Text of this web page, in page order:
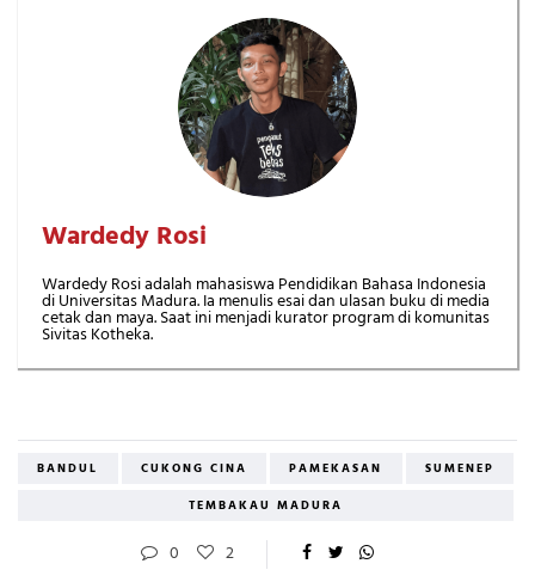
Wardedy Rosi
Wardedy Rosi adalah mahasiswa Pendidikan Bahasa Indonesia
di Universitas Madura. Ia menulis esai dan ulasan buku di media
cetak dan maya. Saat ini menjadi kurator program di komunitas
Sivitas Kotheka.
BANDUL CUKONG CINA PAMEKASAN
SUMENEP
TEMBAKAU MADURA
0 2